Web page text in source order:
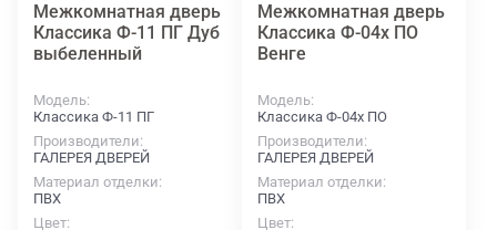
Межкомнатная дверь
Классика Ф-11 ПГ Дуб
выбеленный
Модель
Классика Ф-11 ПГ
Производители
ГАЛЕРЕЯ ДВЕРЕЙ
Материал отделки
ПВХ
Цвет
Межкомнатная дверь
Классика Ф-04х ПО
Венге
Модель
Классика Ф-04х ПО
Производители
ГАЛЕРЕЯ ДВЕРЕЙ
Материал отделки
ПВХ
Цвет